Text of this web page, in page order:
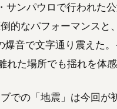
サンパウロで行われた
的なパフォーマンスと
爆音で文字通り震えた
れた場所でも揺れを体
での「地震」は今回